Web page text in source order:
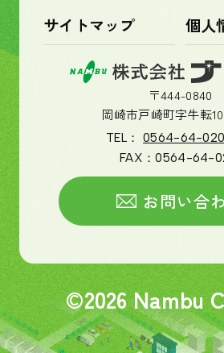
サイトマップ 個人
〒444-0840
岡崎市戸崎町字牛転
TEL： 0564-64-
FAX：0564-64-
お問い合
©2026 Nambu